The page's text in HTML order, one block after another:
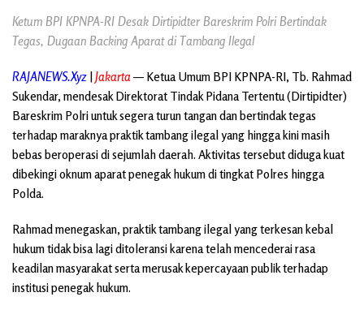
Ketum BPI KPNPA-RI Desak Dirtipidter Bareskrim Polri Bertindak
Tegas, Dugaan Backing Aparat di Tambang Ilegal
RAJANEWS.Xyz |Jakarta — Ketua Umum BPI KPNPA-RI, Tb. Rahmad
Sukendar, mendesak Direktorat Tindak Pidana Tertentu (Dirtipidter)
Bareskrim Polri untuk segera turun tangan dan bertindak tegas
terhadap maraknya praktik tambang ilegal yang hingga kini masih
bebas beroperasi di sejumlah daerah. Aktivitas tersebut diduga kuat
dibekingi oknum aparat penegak hukum di tingkat Polres hingga
Polda.
Rahmad menegaskan, praktik tambang ilegal yang terkesan kebal
hukum tidak bisa lagi ditoleransi karena telah mencederai rasa
keadilan masyarakat serta merusak kepercayaan publik terhadap
institusi penegak hukum.